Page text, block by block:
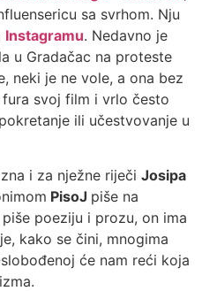
sa svrhom. Nju
Instagramu. Nedavno je
u Gradačac na proteste
neki je ne vole, a ona bez
svoj film i vrlo često
ili učestvovanje u
i za nježne riječi Josipa
PisoJ piše na
poeziju i prozu, on ima
kako se čini, mnogima
će nam reći koja